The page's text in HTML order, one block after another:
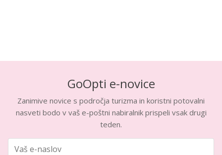
GoOpti e-novice
Zanimive novice s področja turizma in koristni potovalni
nasveti bodo v vaš e-poštni nabiralnik prispeli vsak drugi
teden.